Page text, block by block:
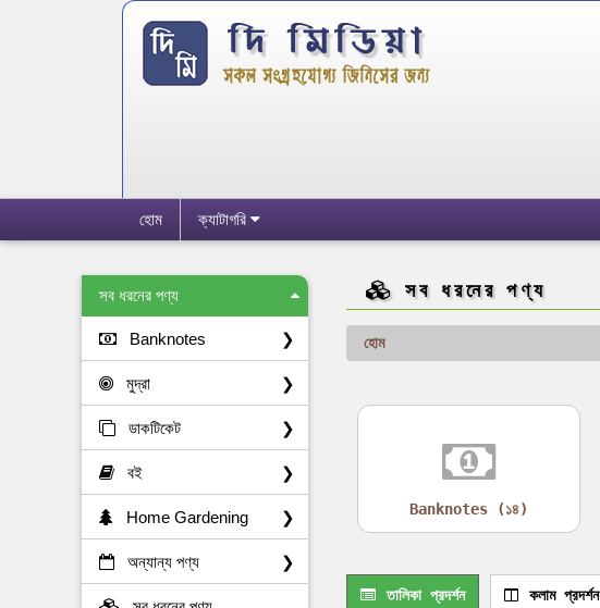
হোম ক্যাটাগরি
সব ধরনের পণ্য
Banknotes ❯
মুদ্রা ❯
ডাকটিকেট ❯
বই ❯
Home Gardening ❯
অন্যান্য পণ্য ❯
সব ধরনের পণ্য
হোম
Banknotes (১৪)
তালিকা প্রদর্শন কলাম প্রদর্শন